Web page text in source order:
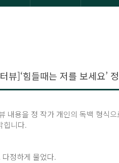
뷰]‘힘들때는 저를 보세요’
내용을 정 작가 개인의 독백 형식
힙니다.
정하게 물었다.